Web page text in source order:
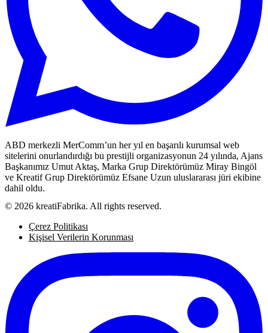
ABD merkezli MerComm’un her yıl en başarılı kurumsal web
sitelerini onurlandırdığı bu prestijli organizasyonun 24 yılında, Ajans
Başkanımız Umut Aktaş, Marka Grup Direktörümüz Miray Bingöl
ve Kreatif Grup Direktörümüz Efsane Uzun uluslararası jüri ekibine
dahil oldu.
© 2026 kreatiFabrika. All rights reserved.
Çerez Politikası
Kişisel Verilerin Korunması